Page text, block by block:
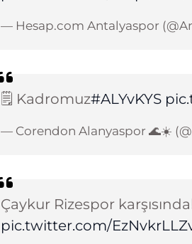
— Hesap.com Antalyaspor
🗒️ Kadromuz#ALYvKYS
— Corendon Alanyaspor 🌊☀️
Çaykur Rizespor
pic.twitter.com/